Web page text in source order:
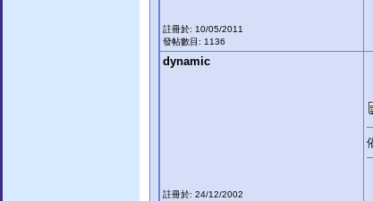
註冊於: 10/05/2011
發帖數目: 1136
dynamic
註冊於: 24/12/2002